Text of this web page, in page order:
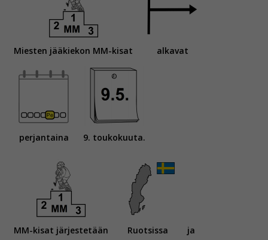
Miesten jääkiekon MM-kisat alkavat
perjantaina 9. toukokuuta.
MM-kisat järjestetään Ruotsissa ja